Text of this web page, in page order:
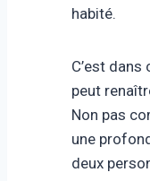
habité.
C’est
peut
Non pas
une
deux